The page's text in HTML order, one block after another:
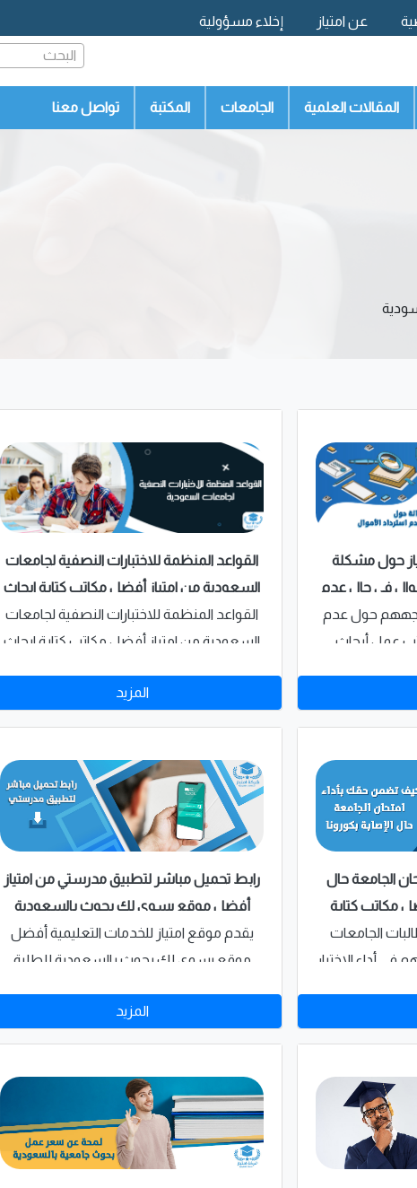
عن امتياز
إخلاء مسؤولية
البحث
المقالات العلمية الجامعات المكتبة تواصل معنا
حول مشكلة
في حال عدم
الجامعات
حول عدم
عمل أبحاث
في التعامل مع
القواعد المنظمة للاختبارات النصفية لجامعات
السعودية من امتياز أفضل مكاتب كتابة ابحاث
بالسعودية
القواعد المنظمة للاختبارات النصفية لجامعات
السعودية من امتياز أفضل مكاتب كتابة ابحاث
المزيد
الجامعة حال
مكاتب كتابة
الجامعات
أداء الاختبار
عن حضوره في
رابط تحميل مباشر لتطبيق مدرستي من امتياز
أفضل موقع يسوي لك بحوث بالسعودية
يقدم موقع امتياز للخدمات التعليمية أفضل
موقع يسوي لك بحوث بالسعودية للطلبة
تحميل مباشر لتطبيق مدرستي السعودية، التي
يعتمد عليها الطلبة بشكل أساسي لاستكمال
المزيد